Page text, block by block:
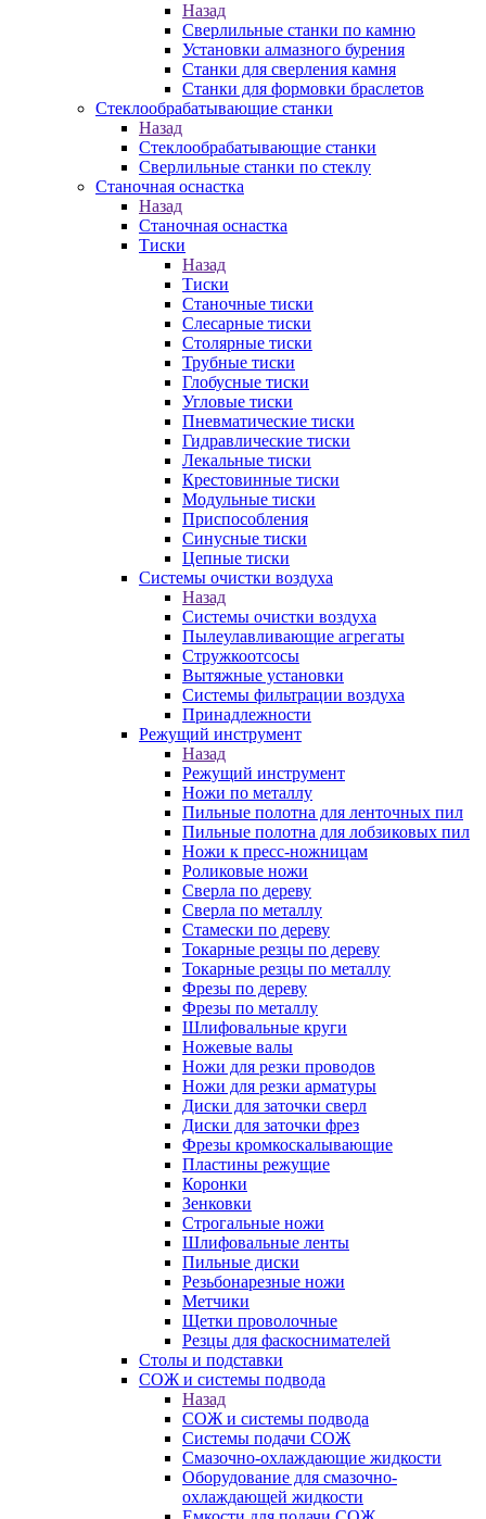
Назад
Сверлильные станки по камню
Установки алмазного бурения
Станки для сверления камня
Станки для формовки браслетов
Стеклообрабатывающие станки
Назад
Стеклообрабатывающие станки
Сверлильные станки по стеклу
Станочная оснастка
Назад
Станочная оснастка
Тиски
Назад
Тиски
Станочные тиски
Слесарные тиски
Столярные тиски
Трубные тиски
Глобусные тиски
Угловые тиски
Пневматические тиски
Гидравлические тиски
Лекальные тиски
Крестовинные тиски
Модульные тиски
Приспособления
Синусные тиски
Цепные тиски
Системы очистки воздуха
Назад
Системы очистки воздуха
Пылеулавливающие агрегаты
Стружкоотсосы
Вытяжные установки
Системы фильтрации воздуха
Принадлежности
Режущий инструмент
Назад
Режущий инструмент
Ножи по металлу
Пильные полотна для ленточных пил
Пильные полотна для лобзиковых пил
Ножи к пресс-ножницам
Роликовые ножи
Сверла по дереву
Сверла по металлу
Стамески по дереву
Токарные резцы по дереву
Токарные резцы по металлу
Фрезы по дереву
Фрезы по металлу
Шлифовальные круги
Ножевые валы
Ножи для резки проводов
Ножи для резки арматуры
Диски для заточки сверл
Диски для заточки фрез
Фрезы кромкоскалывающие
Пластины режущие
Коронки
Зенковки
Строгальные ножи
Шлифовальные ленты
Пильные диски
Резьбонарезные ножи
Метчики
Щетки проволочные
Резцы для фаскоснимателей
Столы и подставки
СОЖ и системы подвода
Назад
СОЖ и системы подвода
Системы подачи СОЖ
Смазочно-охлаждающие жидкости
Оборудование для смазочно-
охлаждающей жидкости